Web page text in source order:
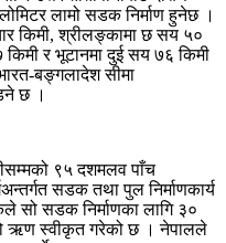
लामो सडक निर्माण हुनेछ ।
किमी, श्रीलङ्कामा छ सय ५०
किमी र भूटानमा दुई सय ७६ किमी
बङ्गलादेश सीमा
छ ।
९५ दशमलव पाँच
सडक तथा पुल निर्माणकार्य
सो सडक निर्माणका लागि ३०
ऋण स्वीकृत गरेको छ । नेपालले